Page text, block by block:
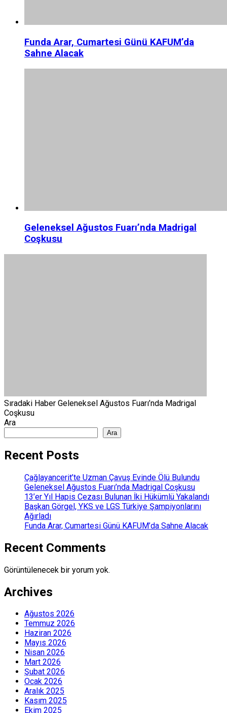
Funda Arar, Cumartesi Günü KAFUM’da
Sahne Alacak
Geleneksel Ağustos Fuarı’nda Madrigal
Coşkusu
Sıradaki Haber Geleneksel Ağustos Fuarı’nda Madrigal
Coşkusu
Ara
Ara
Recent Posts
Çağlayancerit’te Uzman Çavuş Evinde Ölü Bulundu
Geleneksel Ağustos Fuarı’nda Madrigal Coşkusu
13’er Yıl Hapis Cezası Bulunan İki Hükümlü Yakalandı
Başkan Görgel, YKS ve LGS Türkiye Şampiyonlarını
Ağırladı
Funda Arar, Cumartesi Günü KAFUM’da Sahne Alacak
Recent Comments
Görüntülenecek bir yorum yok.
Archives
Ağustos 2026
Temmuz 2026
Haziran 2026
Mayıs 2026
Nisan 2026
Mart 2026
Şubat 2026
Ocak 2026
Aralık 2025
Kasım 2025
Ekim 2025